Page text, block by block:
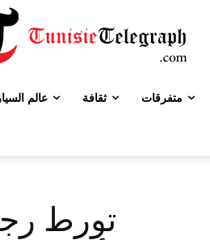
عالم ثقافة متفرقات
تورط